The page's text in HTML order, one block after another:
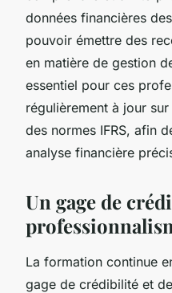
données financières
pouvoir émettre des
en matière de gestion
essentiel pour ces
régulièrement à jour
des normes IFRS, afin
analyse financière
Un gage de
La formation continue
gage de crédibilité et